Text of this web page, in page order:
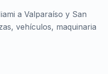
a Valparaíso y San
vehículos, maquinaria